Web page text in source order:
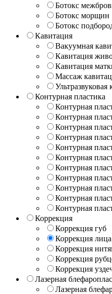
Ботокс
Ботокс морщин
Ботокс
Кавитация
Вакуумная
Кавитация
Кавитация
Массаж
Ультразвуковая
Контурная пластика
Контурная
Контурная
Контурная
Контурная
Контурная
Контурная
Контурная
Контурная
Контурная
Контурная
Контурная
Коррекция
Коррекция губ
Коррекция лица
Коррекция
Коррекция
Коррекция
Лазерная
Лазерная